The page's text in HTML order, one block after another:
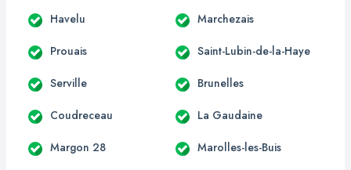
Havelu Marchezais
Prouais Saint-Lubin-de-la-Haye
Serville Brunelles
Coudreceau La Gaudaine
Margon 28 Marolles-les-Buis